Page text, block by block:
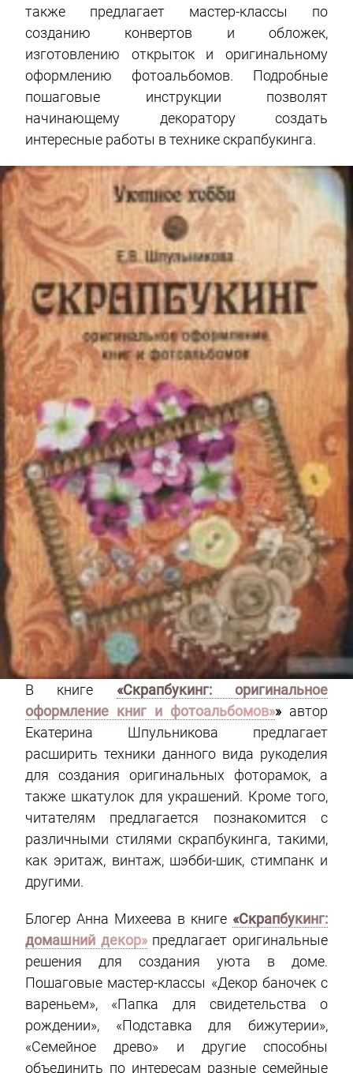
также предлагает мастер-классы по
созданию конвертов и обложек,
изготовлению открыток и оригинальному
оформлению фотоальбомов. Подробные
пошаговые инструкции позволят
начинающему декоратору создать
интересные работы в технике скрапбукинга.
В книге «Скрапбукинг: оригинальное
оформление книг и фотоальбомов»»автор
Екатерина Шпульникова предлагает
расширить техники данного вида рукоделия
для создания оригинальных фоторамок, а
также шкатулок для украшений. Кроме того,
читателям предлагается познакомится с
различными стилями скрапбукинга, такими,
как эритаж, винтаж, шэбби-шик, стимпанк и
другими.
Блогер Анна Михеева в книге «Скрапбукинг:
домашний декор»предлагает оригинальные
решения для создания уюта в доме.
Пошаговые мастер-классы «Декор баночек с
вареньем», «Папка для свидетельства о
рождении», «Подставка для бижутерии»,
«Семейное древо» и другие способны
объединить по интересам разные семейные